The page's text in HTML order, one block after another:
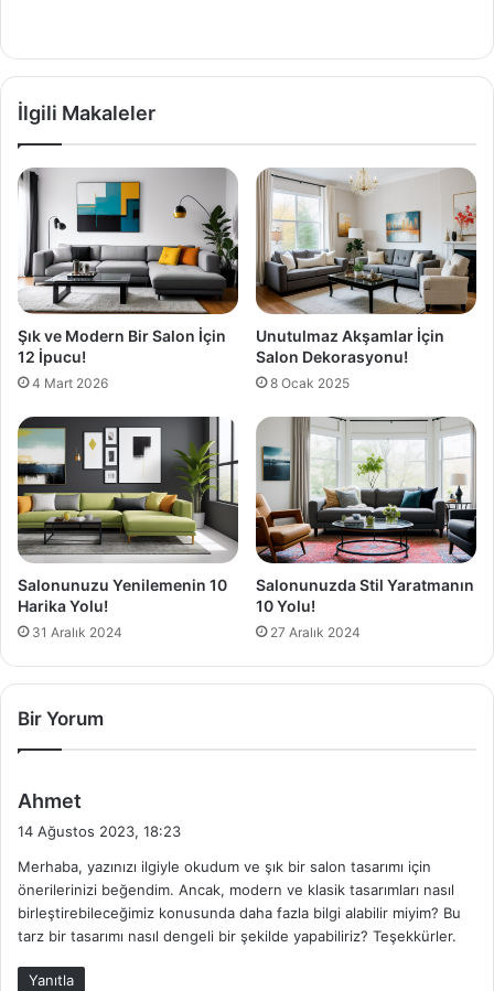
İlgili Makaleler
Şık ve Modern Bir Salon İçin
12 İpucu!
4 Mart 2026
Unutulmaz Akşamlar İçin
Salon Dekorasyonu!
8 Ocak 2025
Salonunuzu Yenilemenin 10
Harika Yolu!
31 Aralık 2024
Salonunuzda Stil Yaratmanın
10 Yolu!
27 Aralık 2024
Bir Yorum
Ahmet
k
i
14 Ağustos 2023, 18:23
Merhaba, yazınızı ilgiyle okudum ve şık bir salon tasarımı için
önerilerinizi beğendim. Ancak, modern ve klasik tasarımları nasıl
birleştirebileceğimiz konusunda daha fazla bilgi alabilir miyim? Bu
tarz bir tasarımı nasıl dengeli bir şekilde yapabiliriz? Teşekkürler.
Yanıtla